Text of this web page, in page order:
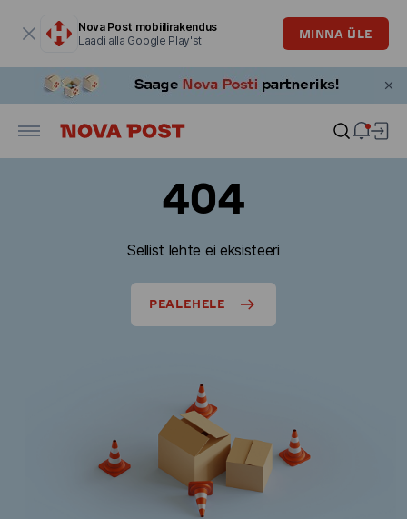
Nova Post mobiilirakendus
Laadi alla Google Play'st
MINNA ÜLE
404
Sellist lehte ei eksisteeri
PEALEHELE